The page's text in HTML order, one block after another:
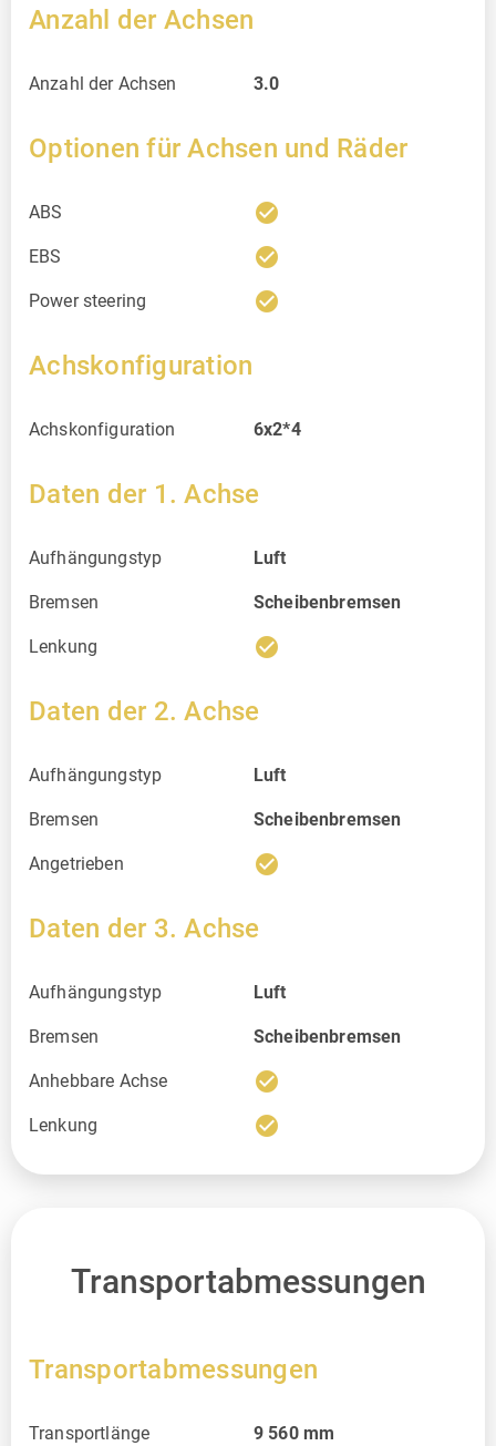
Anzahl der Achsen
Anzahl der Achsen 3.0
Optionen für Achsen und Räder
ABS check_circle
EBS check_circle
Power steering check_circle
Achskonfiguration
Achskonfiguration 6x2*4
Daten der 1. Achse
Aufhängungstyp Luft
Bremsen Scheibenbremsen
Lenkung check_circle
Daten der 2. Achse
Aufhängungstyp Luft
Bremsen Scheibenbremsen
Angetrieben check_circle
Daten der 3. Achse
Aufhängungstyp Luft
Bremsen Scheibenbremsen
Anhebbare Achse check_circle
Lenkung check_circle
Transportabmessungen
Transportabmessungen
Transportlänge 9 560 mm